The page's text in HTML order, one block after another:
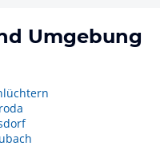
Umgebung